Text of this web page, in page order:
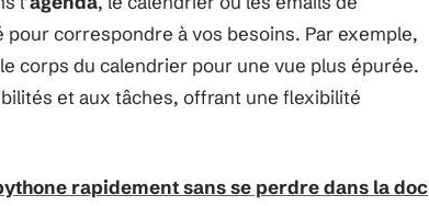
correspondre à vos besoins. Par exemple,
corps du calendrier pour une vue plus épurée.
et aux tâches, offrant une flexibilité
rapidement sans se perdre dans la doc